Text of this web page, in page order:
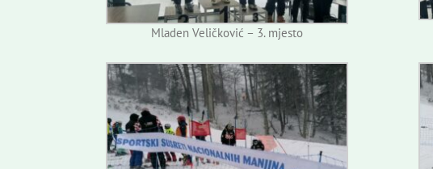
Mladen Veličković – 3. mjesto